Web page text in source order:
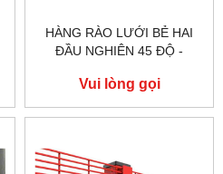
HÀNG RÀO LƯỚI BẺ HAI
ĐẦU NGHIÊN 45 ĐỘ -
Vui lòng gọi